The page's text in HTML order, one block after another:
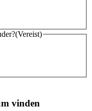
(Vereist)
vinden